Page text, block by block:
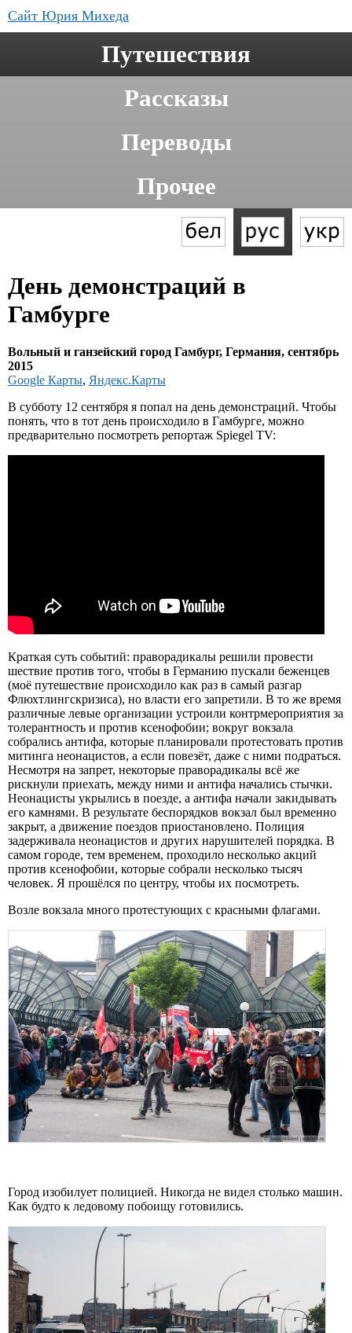
Сайт Юрия Михеда
Путешествия
Рассказы
Переводы
Прочее
День демонстраций в
Гамбурге
Вольный и ганзейский город Гамбург, Германия, сентябрь
2015
Google Карты, Яндекс.Карты
В субботу 12 сентября я попал на день демонстраций. Чтобы
понять, что в тот день происходило в Гамбурге, можно
предварительно посмотреть репортаж Spiegel TV:
Краткая суть событий: праворадикалы решили провести
шествие против того, чтобы в Германию пускали беженцев
(моё путешествие происходило как раз в самый разгар
Флюхтлингскризиса), но власти его запретили. В то же время
различные левые организации устроили контрмероприятия за
толерантность и против ксенофобии; вокруг вокзала
собрались антифа, которые планировали протестовать против
митинга неонацистов, а если повезёт, даже с ними подраться.
Несмотря на запрет, некоторые праворадикалы всё же
рискнули приехать, между ними и антифа начались стычки.
Неонацисты укрылись в поезде, а антифа начали закидывать
его камнями. В результате беспорядков вокзал был временно
закрыт, а движение поездов приостановлено. Полиция
задерживала неонацистов и других нарушителей порядка. В
самом городе, тем временем, проходило несколько акций
против ксенофобии, которые собрали несколько тысяч
человек. Я прошёлся по центру, чтобы их посмотреть.
Возле вокзала много протестующих с красными флагами.
Город изобилует полицией. Никогда не видел столько машин.
Как будто к ледовому побоищу готовились.